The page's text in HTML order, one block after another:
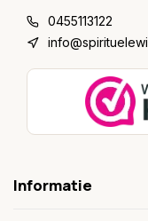
0455113122
Informatie